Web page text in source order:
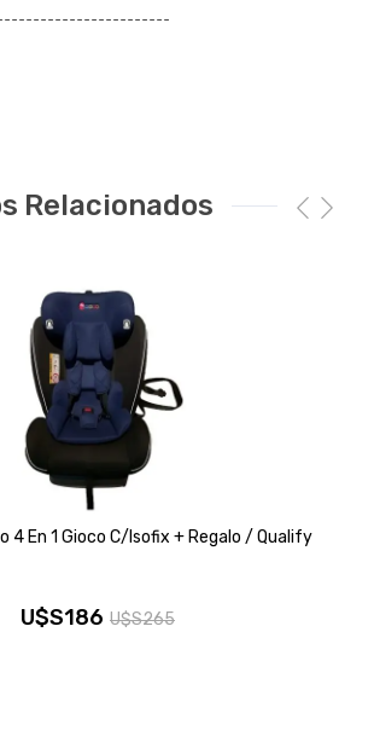
Relacionados
4 En 1 Gioco C/isofix + Regalo / Qualify
U$S265
U$S186